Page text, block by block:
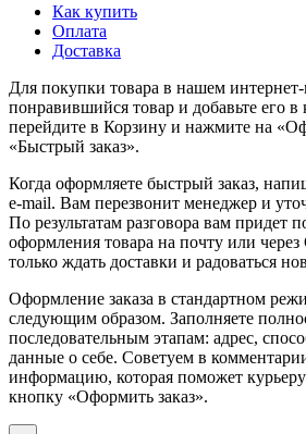
Как купить
Оплата
Доставка
Для покупки товара в нашем
понравившийся товар и добавьте его в
перейдите в Корзину и нажмите на
«Быстрый заказ».
Когда оформляете быстрый заказ,
e-mail. Вам перезвонит менеджер и
По результатам разговора вам придет
оформления товара на почту или
только ждать доставки и радоваться
Оформление заказа в стандартном
следующим образом. Заполняете
последовательным этапам: адрес,
данные о себе. Советуем в
информацию, которая поможет
кнопку «Оформить заказ».